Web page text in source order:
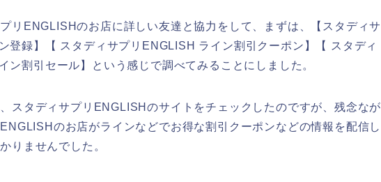
リENGLISHのお店に詳しい友達と協力をして、まずは、【スタディサ
登録】【 スタディサプリENGLISH ライン割引クーポン】【 スタディ
ン割引セール】という感じで調べてみることにしました。
スタディサプリENGLISHのサイトをチェックしたのですが、残念なが
のお店がラインなどでお得な割引クーポンなどの情報を配信し
りませんでした。